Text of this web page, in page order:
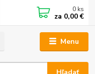
Menu
0 ks
za 0,00 €